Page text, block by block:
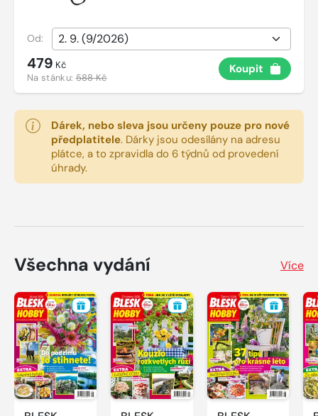
Od:
479 Kč
Na stánku:588 Kč
Koupit
Dárek, nebo sleva jsou určeny pouze pro nové
předplatitele. Dárky jsou odesílány na adresu
plátce, a to zpravidla do 6 týdnů od provedení
úhrady.
Všechna vydání Více